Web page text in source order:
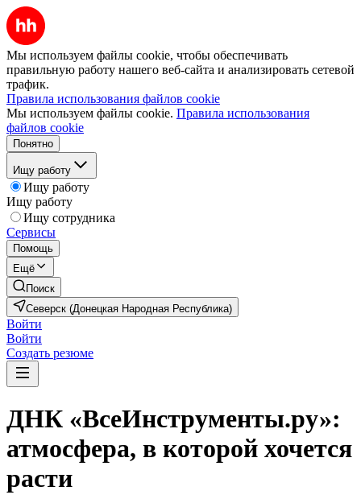
Мы используем файлы cookie, чтобы обеспечивать
правильную работу нашего веб-сайта и анализировать сетевой
трафик.
Правила использования файлов cookie
Мы используем файлы cookie. Правила использования
файлов cookie
Понятно
Ищу работу
Ищу работу
Ищу работу
Ищу сотрудника
Сервисы
Помощь
Ещё
Поиск
Северск (Донецкая Народная Республика)
Войти
Войти
Создать резюме
ДНК «ВсеИнструменты.ру»:
атмосфера, в которой хочется
расти